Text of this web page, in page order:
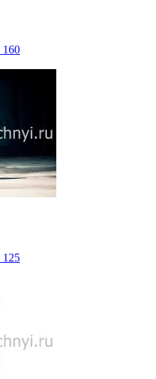
160
125